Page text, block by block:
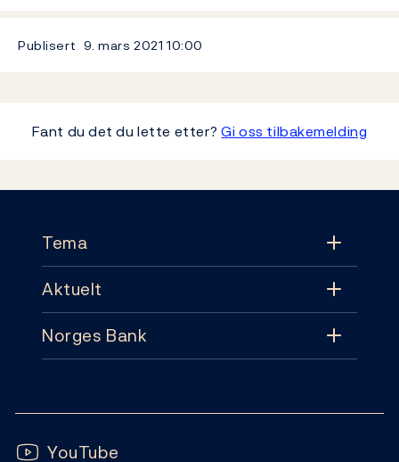
Publisert 9. mars 2021 10:00
Fant du det du lette etter?Gi oss tilbakemelding
Tema
Tema
Pengepolitikk
Aktuelt
Aktuelt
Publikasjoner
Norges Bank
Abonnement
Følg oss:
YouTube